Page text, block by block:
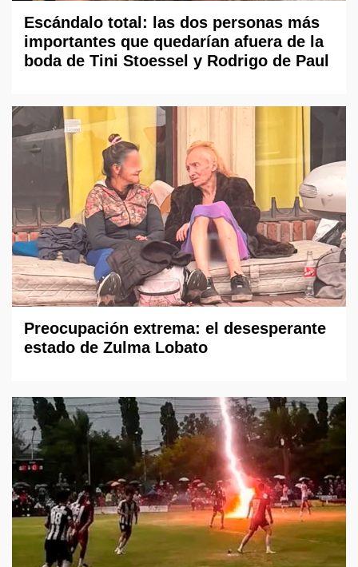
Escándalo total: las dos personas más
importantes que quedarían afuera de la
boda de Tini Stoessel y Rodrigo de Paul
Preocupación extrema: el desesperante
estado de Zulma Lobato